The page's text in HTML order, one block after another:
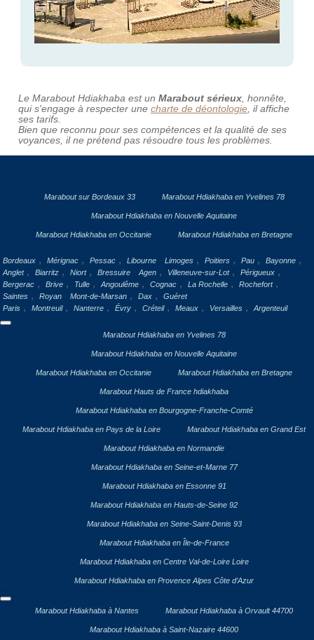
Le Marabout Hdiakhaba est un Marabout sérieux, honnête,
qui s'engage à respecter une charte de déontologie, il affiche
ses tarifs.
Bien que reconnu pour ses compétences et la qualité de ses
voyances, il ne prétend pas résoudre tous les problèmes.
Marabout sur Bordeaux 33 Marabout Hdiakhaba en Yvelines 78
Marabout Hdiakhaba en Nouvelle Aquitaine
Marabout Hdiakhaba en Occitanie Marabout Hdiakhaba en Bretagne
Bordeaux , Mérignac , Pessac , Libourne Limoges , Poitiers , Pau , Bayonne ,
Anglet , Biarritz , Niort , Bressuire Agen , Villeneuve-sur-Lot , Périgueux ,
Bergerac , Brive , Tulle , Angoulême , Cognac , La Rochelle , Rochefort ,
Saintes , Royan Mont-de-Marsan , Dax ,
Guéret
Paris , Montreuil , Nanterre , Évry , Créteil , Meaux , Versailles , Argenteuil
Marabout Hdiakhaba en Yvelines 78
Marabout Hdiakhaba en Nouvelle Aquitaine
Marabout Hdiakhaba en Occitanie Marabout Hdiakhaba en Bretagne
Marabout Hauts de France hdiakhaba
Marabout Hdiakhaba en Bourgogne-Franche-Comté
Marabout Hdiakhaba en Pays de la Loire Marabout Hdiakhaba en Grand Est
Marabout Hdiakhaba en Normandie
Marabout Hdiakhaba en Seine-et-Marne 77
Marabout Hdiakhaba en Essonne 91
Marabout Hdiakhaba en Hauts-de-Seine 92
Marabout Hdiakhaba en Seine-Saint-Denis 93
Marabout Hdiakhaba en Île-de-France
Marabout Hdiakhaba en Centre Val-de-Loire Loire
Marabout Hdiakhaba en Provence Alpes Côte d’Azur
Marabout Hdiakhaba à Nantes Marabout Hdiakhaba à Orvault 44700
Marabout Hdiakhaba à Saint-Nazaire 44600